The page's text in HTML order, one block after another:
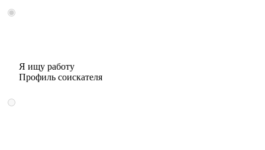
Я ищу работу
Профиль соискателя